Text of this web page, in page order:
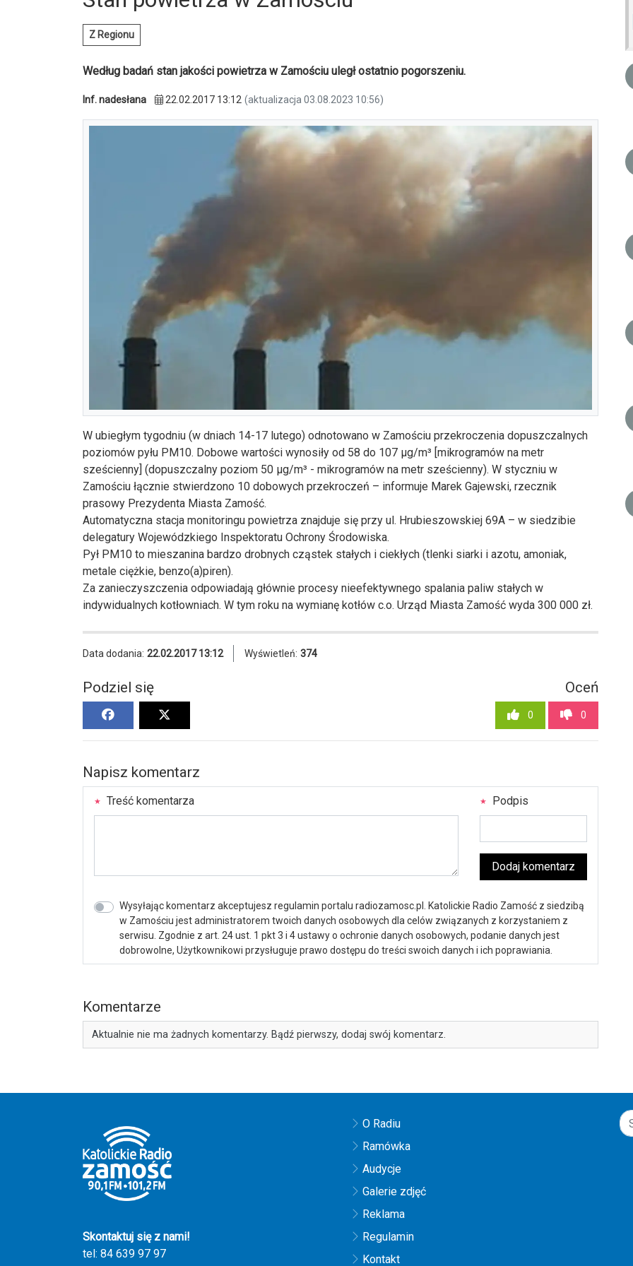
Z Regionu
Według badań stan jakości powietrza w Zamościu uległ ostatnio pogorszeniu.
Inf. nadesłana 22.02.2017 13:12 (aktualizacja 03.08.2023 10:56)
W ubiegłym tygodniu (w dniach 14-17 lutego) odnotowano w Zamościu przekroczenia dopuszczalnych
poziomów pyłu PM10. Dobowe wartości wynosiły od 58 do 107 µg/m³ [mikrogramów na metr
sześcienny] (dopuszczalny poziom 50 µg/m³ - mikrogramów na metr sześcienny). W styczniu w
Zamościu łącznie stwierdzono 10 dobowych przekroczeń – informuje Marek Gajewski, rzecznik
prasowy Prezydenta Miasta Zamość.
Automatyczna stacja monitoringu powietrza znajduje się przy ul. Hrubieszowskiej 69A – w siedzibie
delegatury Wojewódzkiego Inspektoratu Ochrony Środowiska.
Pył PM10 to mieszanina bardzo drobnych cząstek stałych i ciekłych (tlenki siarki i azotu, amoniak,
metale ciężkie, benzo(a)piren).
Za zanieczyszczenia odpowiadają głównie procesy nieefektywnego spalania paliw stałych w
indywidualnych kotłowniach. W tym roku na wymianę kotłów c.o. Urząd Miasta Zamość wyda 300 000 zł.
Data dodania: 22.02.2017 13:12 Wyświetleń: 374
Podziel się Oceń
0 0
Napisz komentarz
Treść komentarza Podpis
Dodaj komentarz
Wysyłając komentarz akceptujesz regulamin portalu radiozamosc.pl. Katolickie Radio Zamość z siedzibą
w Zamościu jest administratorem twoich danych osobowych dla celów związanych z korzystaniem z
serwisu. Zgodnie z art. 24 ust. 1 pkt 3 i 4 ustawy o ochronie danych osobowych, podanie danych jest
dobrowolne, Użytkownikowi przysługuje prawo dostępu do treści swoich danych i ich poprawiania.
Komentarze
Aktualnie nie ma żadnych komentarzy. Bądź pierwszy, dodaj swój komentarz.
Skontaktuj się z nami!
tel: 84 639 97 97
O Radiu
Ramówka
Audycje
Galerie zdjęć
Reklama
Regulamin
Kontakt